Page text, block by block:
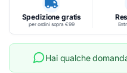
Spedizione gratis
per ordini sopra €99
Hai qualche